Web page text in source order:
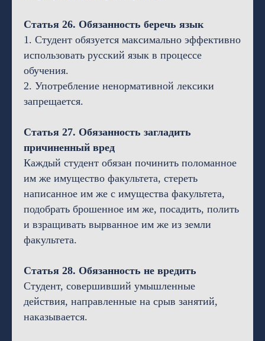
Статья 26. Обязанность беречь язык
1. Студент обязуется максимально эффективно
использовать русский язык в процессе
обучения.
2. Употребление ненормативной лексики
запрещается.
Статья 27. Обязанность загладить
причиненный вред
Каждый студент обязан починить поломанное
им же имущество факультета, стереть
написанное им же с имущества факультета,
подобрать брошенное им же, посадить, полить
и взращивать вырванное им же из земли
факультета.
Статья 28. Обязанность не вредить
Студент, совершивший умышленные
действия, направленные на срыв занятий,
наказывается.